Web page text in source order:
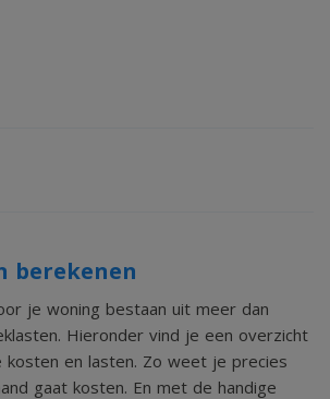
van "Prinsenpark". Een unieke plek
berekenen
je woning bestaan uit meer dan
Hieronder vind je een overzicht
kosten en lasten. Zo weet je precies
gaat kosten. En met de handige